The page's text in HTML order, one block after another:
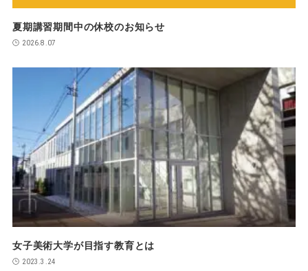
夏期講習期間中の休校のお知らせ
2026.8.07
女子美術大学が目指す教育とは
2023.3.24